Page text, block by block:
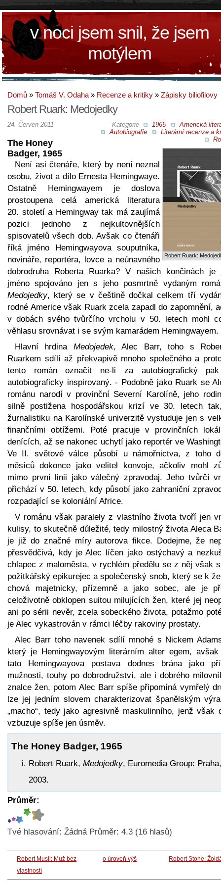
v noci jsem snil, že jsem
motýlem
Domů » Tomáš V. Odaha » Recenze a kritiky » Zápisky biliofilovy
Robert Ruark: Medojedky
Kategorie 1965
Americká
Autobiografie
Literární recenze a
24. Červen 2011
Robert Ruark:
The Honey
Badger, 1965
Není asi čtenáře, který by není neznal
osobu, život a dílo Ernesta Hemingwaye.
Ostatně Hemingwayem je doslova
prostoupena celá americká literatura
20. století a Hemingway tak má zaujímá
pozici jednoho z nejkultovnějších
spisovatelů všech dob. Avšak co čtenáři
říká jméno Hemingwayova souputníka,
novináře, reportéra, lovce a neúnavného
dobrodruha Roberta Ruarka? V našich končinách je
jméno spojováno jen s jeho posmrtně vydaným
Medojedky, který se v češtině dočkal celkem tří
rodné Americe však Ruark zcela zapadl do zapomnění,
v dobách svého tvůrčího vrcholu v 50. letech mohl
věhlasu srovnávat i se svým kamarádem Hemingwayem.
Hlavní hrdina Medojedek, Alec Barr, toho s
Ruarkem sdílí až překvapivě mnoho společného a
tento román označit ne-li za autobiografický
autobiograficky inspirovaný. - Podobně jako Ruark se
románu narodí v provinční Severní Karolíně, jeho
silně postižena hospodářskou krizí ve 30. letech
žurnalistiku na Karolínské univerzitě vystuduje jen s
finančními obtížemi. Poté pracuje v provinčních
denících, až se nakonec uchytí jako reportér ve
Ve II. světové válce působí u námořnictva, z toho
měsíců dokonce jako velitel konvoje, ačkoliv mohl
mimo první linii jako válečný zpravodaj. Jeho tvůrčí
přichází v 50. letech, kdy působí jako zahraniční
rozpadající se koloniální Africe.
V románu však paralely z vlastního života tvoří jen
kulisy, to skutečně důležité, tedy milostný života Aleca
je již do značné míry autorova fikce. Dodejme, že
přesvědčivá, kdy je Alec líčen jako ostýchavý a
chlapec z maloměsta, v rychlém předělu se z něj však
požitkářský epikurejec a společenský snob, který se k
chová majetnicky, přízemně a jako sobec, ale je
celoživotně obklopen suitou milujících žen, které jej
ani po sérii nevěr, zcela sobeckého života, potažmo
je Alec vykastrován v rámci léčby rakoviny prostaty.
Alec Barr toho navenek sdílí mnohé s Nickem
který je Hemingwayovým literárním alter egem,
tato Hemingwayova postava dodnes brána jako
mužnosti, touhy po dobrodružství, ale i dobrého
znalce žen, potom Alec Barr spíše připomíná vymřelý
lze jej jedním slovem charakterizovat španělským
„macho“, tedy jako agresivně maskulinního, jenž však
vzbuzuje spíše jen úsměv.
The Honey Badger, 1965
Robert Ruark, Medojedky, Euromedia Group: Praha,
2003.
Průměr:
Tvé hlasování: Žádná Průměr: 4.3 (16 hlasů)
Robert Musil: Muž bez
vlastností
o úroveň výš Robert Stone: